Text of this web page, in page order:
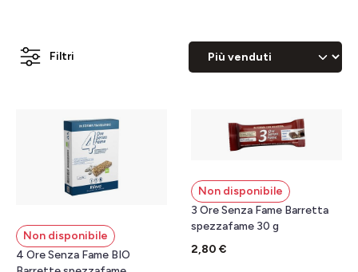
Filtri
Non disponibile
4 Ore Senza Fame BIO
Non disponibile
3 Ore Senza Fame Barretta
spezzafame 30 g
2,80 €